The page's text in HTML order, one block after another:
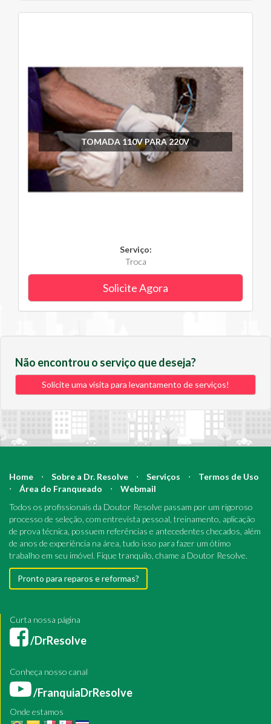
TOMADA 110V PARA 220V
Serviço:
Troca
Solicite Agora
Não encontrou o serviço que deseja?
Solicite uma visita para levantamento de serviços!
Home ⋅ Sobre a Dr. Resolve ⋅ Serviços ⋅
Termos de Uso
⋅
Área do Franqueado ⋅
Webmail
Todos os profissionais da Doutor Resolve passam por um rigoroso
processo de seleção, com entrevista pessoal, treinamento, aplicação
de prova técnica, possuem referências e antecedentes checados, além
de anos de experiência na área, tudo isso para fazer um ótimo
trabalho em seu imóvel. Fique tranquilo, chame a Doutor Resolve.
Pronto para reparos e reformas?
Curta nossa página
/DrResolve
Conheça nosso canal
/FranquiaDrResolve
Onde estamos